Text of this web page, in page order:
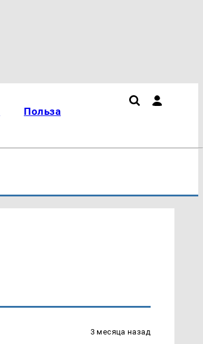
Польза
3 месяца назад